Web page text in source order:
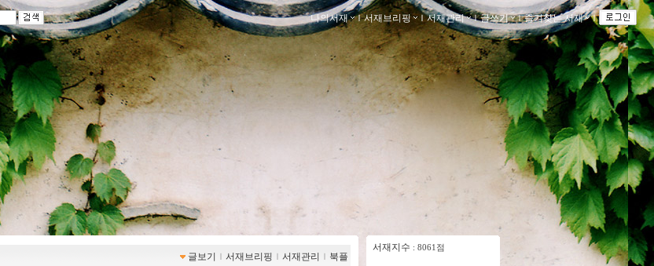
나의서재 ｌ서재브리핑 ｌ서재관리 ｌ글쓰기 ｌ즐겨찾는 서재 ｌ
글보기 ｌ 서재브리핑 ｌ 서재관리 ｌ 북플
서재지수 : 8061점